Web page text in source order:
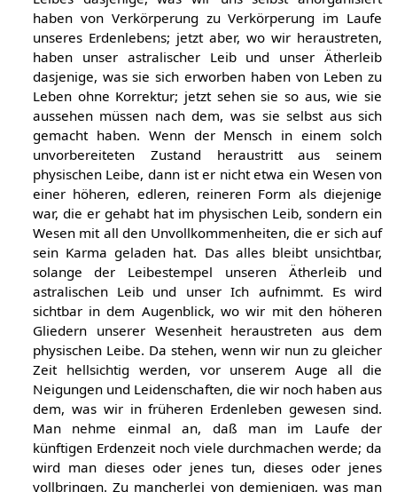
haben von Verkörperung zu Verkörperung im Laufe
unseres Erdenlebens; jetzt aber, wo wir heraustreten,
haben unser astralischer Leib und unser Ätherleib
dasjenige, was sie sich erworben haben von Leben zu
Leben ohne Korrektur; jetzt sehen sie so aus, wie sie
aussehen müssen nach dem, was sie selbst aus sich
gemacht haben. Wenn der Mensch in einem solch
unvorbereiteten Zustand heraustritt aus seinem
physischen Leibe, dann ist er nicht etwa ein Wesen von
einer höheren, edleren, reineren Form als diejenige
war, die er gehabt hat im physischen Leib, sondern ein
Wesen mit all den Unvollkommenheiten, die er sich auf
sein Karma geladen hat. Das alles bleibt unsichtbar,
solange der Leibestempel unseren Ätherleib und
astralischen Leib und unser Ich aufnimmt. Es wird
sichtbar in dem Augenblick, wo wir mit den höheren
Gliedern unserer Wesenheit heraustreten aus dem
physischen Leibe. Da stehen, wenn wir nun zu gleicher
Zeit hellsichtig werden, vor unserem Auge all die
Neigungen und Leidenschaften, die wir noch haben aus
dem, was wir in früheren Erdenleben gewesen sind.
Man nehme einmal an, daß man im Laufe der
künftigen Erdenzeit noch viele durchmachen werde; da
wird man dieses oder jenes tun, dieses oder jenes
vollbringen. Zu mancherlei von demjenigen, was man